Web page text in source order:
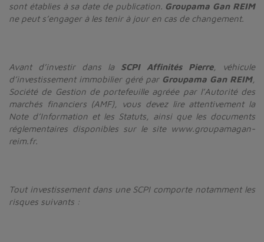
sont établies à sa date de publication. Groupama Gan REIM
ne peut s’engager à les tenir à jour en cas de changement.
Avant d’investir dans la SCPI Affinités Pierre, véhicule
d’investissement immobilier géré par Groupama Gan REIM,
Société de Gestion de portefeuille agréée par l’Autorité des
marchés financiers (AMF), vous devez lire attentivement la
Note d’Information et les Statuts, ainsi que les documents
réglementaires disponibles sur le site www.groupamagan-
reim.fr.
Tout investissement dans une SCPI comporte notamment les
risques suivants :